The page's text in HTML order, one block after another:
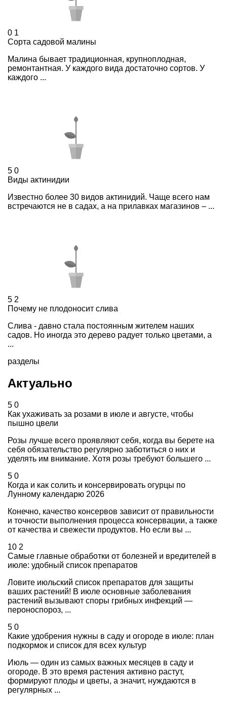
0 1
Сорта садовой малины
Малина бывает традиционная, крупноплодная,
ремонтантная. У каждого вида достаточно сортов. У
каждого ...
5 0
Виды актинидии
Известно более 30 видов актинидий. Чаще всего нам
встречаются не в садах, а на прилавках магазинов – ...
5 2
Почему не плодоносит слива
Слива - давно стала постоянным жителем наших
садов. Но иногда это дерево радует только цветами, а
...
разделы
Актуально
5 0
Как ухаживать за розами в июле и августе, чтобы
пышно цвели
Розы лучше всего проявляют себя, когда вы берете на
себя обязательство регулярно заботиться о них и
уделять им внимание. Хотя розы требуют большего ...
5 0
Когда и как солить и консервировать огурцы по
Лунному календарю 2026
Конечно, качество консервов зависит от правильности
и точности выполнения процесса консервации, а также
от качества и свежести продуктов. Но если вы ...
10 2
Самые главные обработки от болезней и вредителей в
июле: удобный список препаратов
Ловите июльский список препаратов для защиты
ваших растений! В июле основные заболевания
растений вызывают споры грибных инфекций —
пероноспороз, ...
5 0
Какие удобрения нужны в саду и огороде в июле: план
подкормок и список для всех культур
Июль — один из самых важных месяцев в саду и
огороде. В это время растения активно растут,
формируют плоды и цветы, а значит, нуждаются в
регулярных ...